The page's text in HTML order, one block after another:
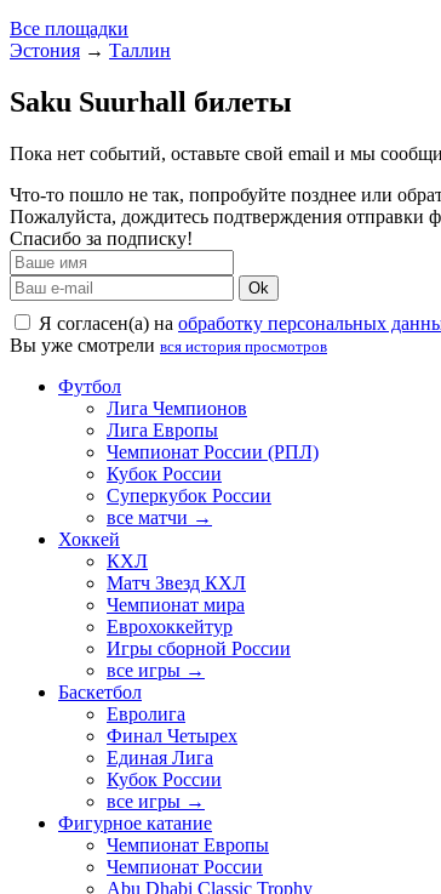
Все площадки
Эстония → Таллин
Saku Suurhall билеты
Пока нет событий, оставьте свой email и мы
Что-то пошло не так, попробуйте позднее или
Пожалуйста, дождитесь подтверждения отправки
Спасибо за подписку!
Ok
Я согласен(а) на обработку персональных
Вы уже смотрели вся история просмотров
Футбол
Лига Чемпионов
Лига Европы
Чемпионат России (РПЛ)
Кубок России
Суперкубок России
все матчи →
Хоккей
КХЛ
Матч Звезд КХЛ
Чемпионат мира
Еврохоккейтур
Игры сборной России
все игры →
Баскетбол
Евролига
Финал Четырех
Единая Лига
Кубок России
все игры →
Фигурное катание
Чемпионат Европы
Чемпионат России
Abu Dhabi Classic Trophy